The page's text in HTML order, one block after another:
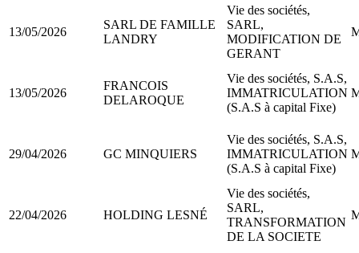
13/05/2026
SARL DE FAMILLE
LANDRY
Vie des sociétés,
SARL,
MODIFICATION DE
GERANT
13/05/2026
FRANCOIS
DELAROQUE
Vie des sociétés, S.A.S,
IMMATRICULATION
(S.A.S à capital Fixe)
29/04/2026 GC MINQUIERS
Vie des sociétés, S.A.S,
IMMATRICULATION
(S.A.S à capital Fixe)
22/04/2026 HOLDING LESNÉ
Vie des sociétés,
SARL,
TRANSFORMATION
DE LA SOCIETE